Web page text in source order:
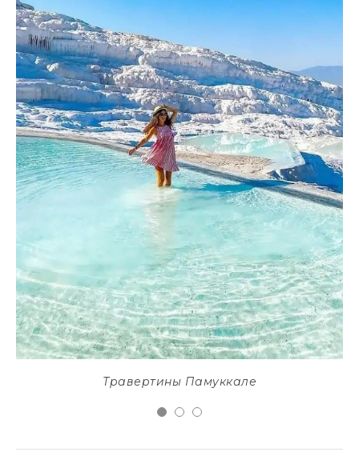
Травертины Памуккале